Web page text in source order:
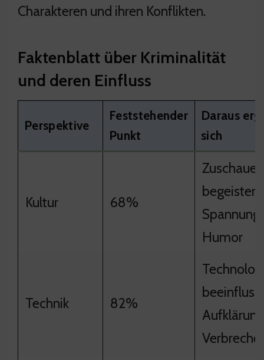
Charakteren und ihren Konflikten.
Faktenblatt über Kriminalität
und deren Einfluss
Perspektive
Feststehender
Punkt
Daraus
sich
Kultur 68%
begeistert
Spannung
Humor
Technik 82%